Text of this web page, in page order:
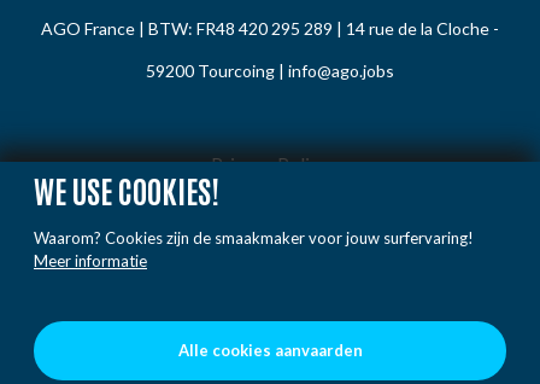
WE USE COOKIES!
Waarom? Cookies zijn de smaakmaker voor jouw surfervaring!
Meer informatie
Alle cookies aanvaarden
AGO France | BTW: FR48 420 295 289 | 14 rue de la Cloche -
59200 Tourcoing | info@ago.jobs
Privacy Policy
Cookie Policy
Gedragsregels
Voorwaarden